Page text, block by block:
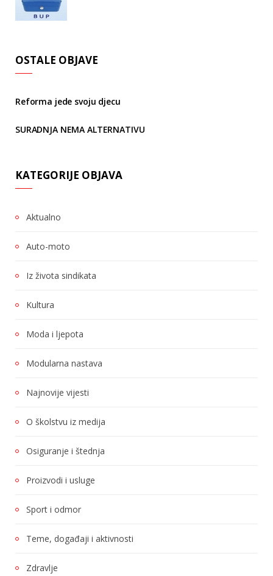
OSTALE OBJAVE
Reforma jede svoju djecu
SURADNJA NEMA ALTERNATIVU
KATEGORIJE OBJAVA
Aktualno
Auto-moto
Iz života sindikata
Kultura
Moda i ljepota
Modularna nastava
Najnovije vijesti
O školstvu iz medija
Osiguranje i štednja
Proizvodi i usluge
Sport i odmor
Teme, događaji i aktivnosti
Zdravlje